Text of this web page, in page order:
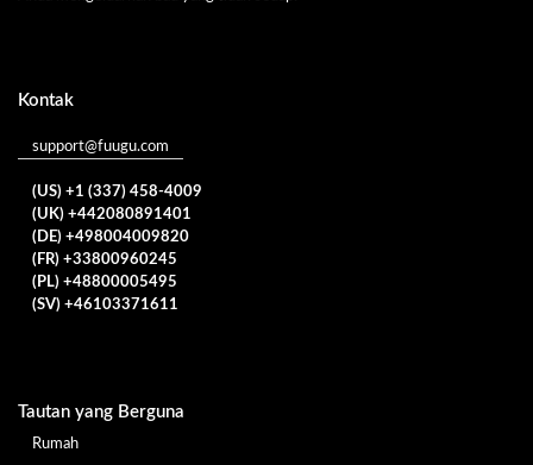
Kontak
support@fuugu.com
(US) +1 (337) 458-4009
(UK) +442080891401
(DE) +498004009820
(FR) +33800960245
(PL) +48800005495
(SV) +46103371611
Tautan yang Berguna
Rumah